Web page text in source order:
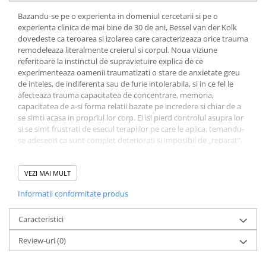
Elevi de 10 plus
Lecturi Scolare
Lumea Copilariei
Ma pregatesc pentru scoala
Manuale - Carte Scolara
Clasa a II-a
Clasa a III-a
Clasa a IV-a
Clasa a VI-a
Clasa a VII-a
Clasa a VIII-a
Clasa I
Clasa pregatitoare
Limbi Straine
Bazandu-se pe o experienta in domeniul cercetarii si pe o
experienta clinica de mai bine de 30 de ani, Bessel van der Kolk
dovedeste ca teroarea si izolarea care caracterizeaza orice trauma
remodeleaza literalmente creierul si corpul. Noua viziune
referitoare la instinctul de supravietuire explica de ce
experimenteaza oamenii traumatizati o stare de anxietate greu
de inteles, de indiferenta sau de furie intolerabila, si in ce fel le
afecteaza trauma capacitatea de concentrare, memoria,
capacitatea de a-si forma relatii bazate pe incredere si chiar de a
se simti acasa in propriul lor corp. Ei isi pierd controlul asupra lor
si se simt frustrati de esecul terapiilor pe care le aplica, temandu-
se adeseori ca sunt complet deteriorati si imposibil de „reparat”.
Cartea Corpul nu uita niciodata prezinta povestea inspirata a
unui grup de terapeuti si de oameni de stiinta – impreuna cu
incercat sa integreze cele mai recente progrese in domeniul
stiintei cerebrale, al studierii atasamentelor si al constiintei
corporale, creand tratamente capabile sa ii elibereze pe
supravietuitorii traumelor de tirania trecutului. Aceste noi
modalitati terapeutice activeaza neuroplasticitatea naturala a
creierului, restructurand functiile perturbate si recladind pas cu
VEZI MAI MULT
Informatii conformitate produs
Caracteristici
Review-uri(0)